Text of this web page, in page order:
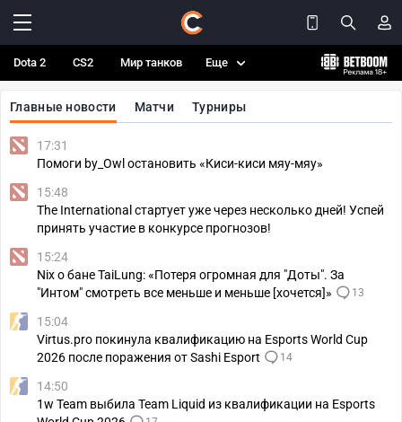
Dota 2 CS2 Мир танков Еще
Главные новости Матчи Турниры
17:31
Помоги by_Owl остановить «Киси-киси мяу-мяу»
15:48
The International стартует уже через несколько дней! Успей
принять участие в конкурсе прогнозов!
15:24
Nix о бане TaiLung: «Потеря огромная для "Доты". За
"Интом" смотреть все меньше и меньше [хочется]»
13
15:04
Virtus.pro покинула квалификацию на Esports World Cup
2026 после поражения от Sashi Esport
14
14:50
1w Team выбила Team Liquid из квалификации на Esports